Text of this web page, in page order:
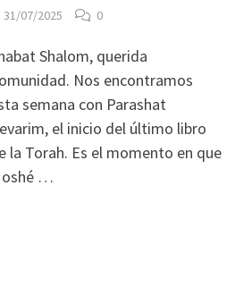
31/07/2025 0
Shalom, querida
Nos encontramos
semana con Parashat
el inicio del último libro
la Torah. Es el momento en que
…